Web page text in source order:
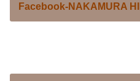
Facebook-NAKAMURA